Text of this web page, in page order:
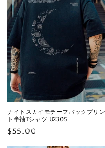
ナイトスカイモチーフバックプリン
ト半袖Tシャツ U2305
Regular
$55.00